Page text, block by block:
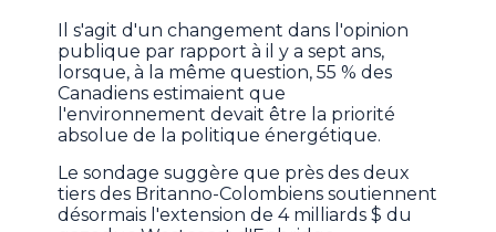
Il s'agit d'un changement dans l'opinion
publique par rapport à il y a sept ans,
lorsque, à la même question, 55 % des
Canadiens estimaient que
l'environnement devait être la priorité
absolue de la politique énergétique.
Le sondage suggère que près des deux
tiers des Britanno-Colombiens soutiennent
désormais l'extension de 4 milliards $ du